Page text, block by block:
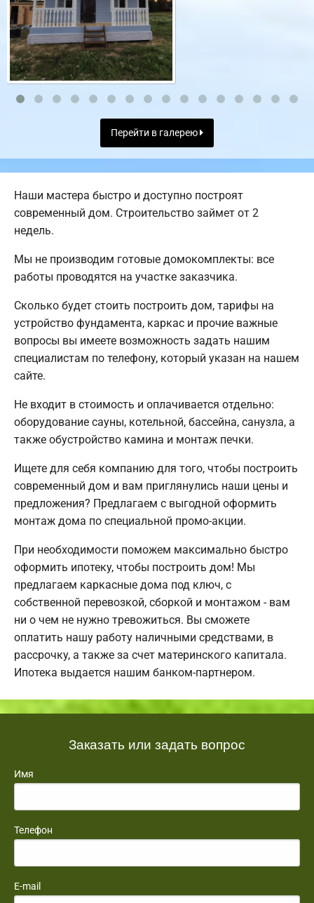
Перейти в галерею
Наши мастера быстро и доступно построят
современный дом. Строительство займет от 2
недель.
Мы не производим готовые домокомплекты: все
работы проводятся на участке заказчика.
Сколько будет стоить построить дом, тарифы на
устройство фундамента, каркас и прочие важные
вопросы вы имеете возможность задать нашим
специалистам по телефону, который указан на нашем
сайте.
Не входит в стоимость и оплачивается отдельно:
оборудование сауны, котельной, бассейна, санузла, а
также обустройство камина и монтаж печки.
Ищете для себя компанию для того, чтобы построить
современный дом и вам приглянулись наши цены и
предложения? Предлагаем с выгодной оформить
монтаж дома по специальной промо-акции.
При необходимости поможем максимально быстро
оформить ипотеку, чтобы построить дом! Мы
предлагаем каркасные дома под ключ, с
собственной перевозкой, сборкой и монтажом - вам
ни о чем не нужно тревожиться. Вы сможете
оплатить нашу работу наличными средствами, в
рассрочку, а также за счет материнского капитала.
Ипотека выдается нашим банком-партнером.
Заказать или задать вопрос
Имя
Телефон
E-mail